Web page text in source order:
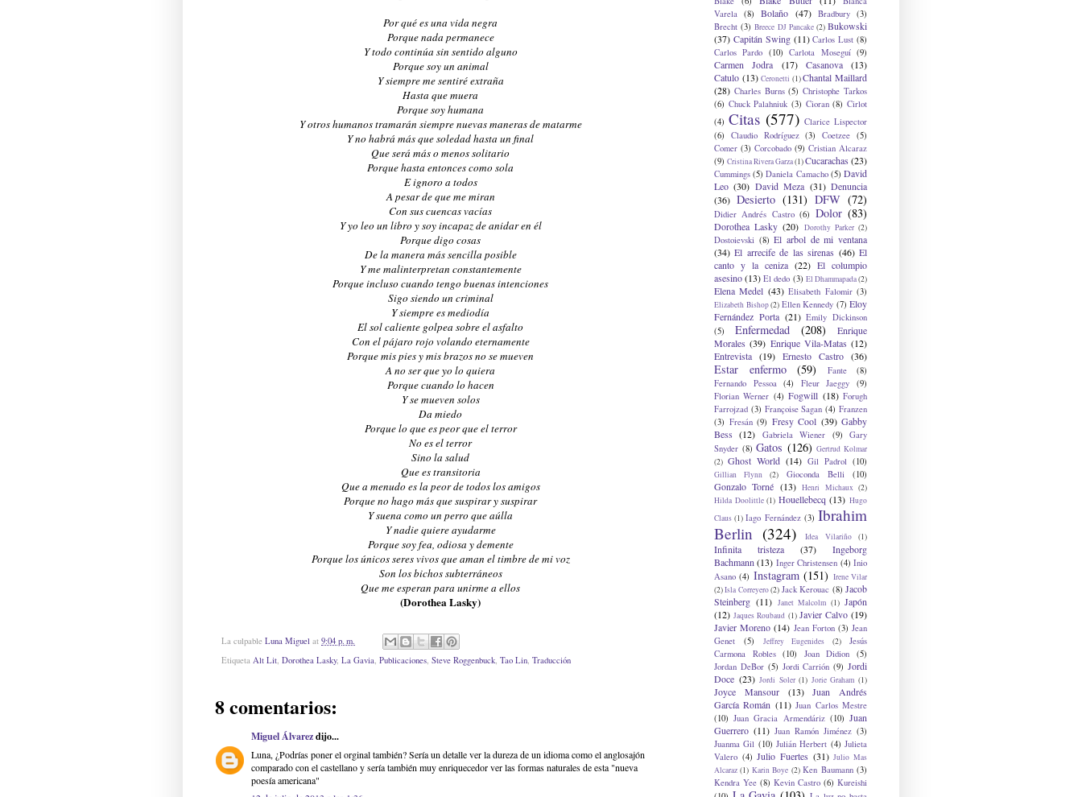
Por qué es una vida negra
Porque nada permanece
Y todo continúa sin sentido alguno
Porque soy un animal
Y siempre me sentiré extraña
Hasta que muera
Porque soy humana
Y otros humanos tramarán siempre nuevas maneras de matarme
Y no habrá más que soledad hasta un final
Que será más o menos solitario
Porque hasta entonces como sola
E ignoro a todos
A pesar de que me miran
Con sus cuencas vacías
Y yo leo un libro y soy incapaz de anidar en él
Porque digo cosas
De la manera más sencilla posible
Y me malinterpretan constantemente
Porque incluso cuando tengo buenas intenciones
Sigo siendo un criminal
Y siempre es mediodía
El sol caliente golpea sobre el asfalto
Con el pájaro rojo volando eternamente
Porque mis pies y mis brazos no se mueven
A no ser que yo lo quiera
Porque cuando lo hacen
Y se mueven solos
Da miedo
Porque lo que es peor que el terror
No es el terror
Sino la salud
Que es transitoria
Que a menudo es la peor de todos los amigos
Porque no hago más que suspirar y suspirar
Y suena como un perro que aúlla
Y nadie quiere ayudarme
Porque soy fea, odiosa y demente
Porque los únicos seres vivos que aman el timbre de mi voz
Son los bichos subterráneos
Que me esperan para unirme a ellos
(Dorothea Lasky)
La culpable Luna Miguel at 9:04 p. m.
Etiqueta Alt Lit, Dorothea Lasky, La Gavia, Publicaciones, Steve Roggenbuck, Tao Lin, Traducción
8 comentarios:
Miguel Álvarezdijo...
Luna, ¿Podrías poner el orginal también? Sería un detalle ver la dureza de un idioma como el anglosajón
comparado con el castellano y sería también muy enriquecedor ver las formas naturales de esta "nueva
poesía americana"
Varela
(8) Bolaño (47) Bradbury (3)
Brecht (3) Breece DJ Pancake (2) Bukowski
(37) Capitán Swing (11) Carlos Lust (8)
Carlos Pardo (10) Carlota Moseguí (9)
Carmen Jodra (17) Casanova
(13)
Catulo (13) Ceronetti (1) Chantal Maillard
(28) Charles Burns (5) Christophe Tarkos
(6) Chuck Palahniuk (3) Cioran (8) Cirlot
(4) Citas (577) Clarice Lispector
(6)
Claudio Rodríguez (3) Coetzee (5)
Comer (3) Corcobado (9) Cristian Alcaraz
(9) Cristina Rivera Garza(1)Cucarachas (23)
Cummings (5) Daniela Camacho (5) David
Leo (30) David Meza (31) Denuncia
(36) Desierto (131) DFW (72)
Didier Andrés Castro (6) Dolor (83)
Dorothea Lasky (20) Dorothy Parker (2)
Dostoievski (8) El arbol de mi ventana
(34) El arrecife de las sirenas (46) El
canto y la ceniza (22) El columpio
asesino(13) El dedo (3) El Dhammapada(2)
Elena Medel (43) Elisabeth Falomir (3)
Elizabeth Bishop(2) Ellen Kennedy (7) Eloy
Fernández Porta (21) Emily Dickinson
(5)
Enfermedad (208)
Enrique
Morales (39) Enrique Vila-Matas (12)
Entrevista (19) Ernesto Castro (36)
Estar enfermo (59) Fante
(8)
Fernando Pessoa
(4) Fleur Jaeggy
(9)
Florian Werner (4) Fogwill (18) Forugh
Farrojzad (3) Françoise Sagan (4) Franzen
(3) Fresán (9) Fresy Cool (39) Gabby
Bess (12) Gabriela Wiener (9)
Gary
Snyder (8) Gatos (126) Gertrud Kolmar
(2) Ghost World (14) Gil Padrol (10)
Gillian Flynn (2) Gioconda Belli (10)
Gonzalo Torné (13) Henri Michaux (2)
Hilda Doolittle (1) Houellebecq (13) Hugo
Claus (1) Iago Fernández (3) Ibrahim
Berlin (324) Idea Vilariño (1)
Infinita tristeza (37)
Ingeborg
Bachmann (13) Inger Christensen (4) Inio
Asano (4) Instagram (151) Irene Vilar
(2)Isla Correyero(2) Jack Kerouac (8) Jacob
Steinberg (11) Janet Malcolm (1) Japón
(12) Jaques Roubaud (1) Javier Calvo (19)
Javier Moreno (14) Jean Forton (3) Jean
Genet
(5) Jeffrey Eugenides (2)
Jesús
Carmona Robles
(10) Joan Didion
(5)
Jordan DeBor (5) Jordi Carrión (9) Jordi
Doce (23) Jordi Soler (1) Jorie Graham (1)
Joyce Mansour (13)
Juan Andrés
García Román (11) Juan Carlos Mestre
(10) Juan Gracia Armendáriz (10) Juan
Guerrero (11) Juan Ramón Jiménez (3)
Juanma Gil (10) Julián Herbert (4) Julieta
Valero (4) Julio Fuertes (31) Julio Mas
Alcaraz (1) Karin Boye (2) Ken Baumann (3)
Kendra Yee (8) Kevin Castro (6) Kureishi